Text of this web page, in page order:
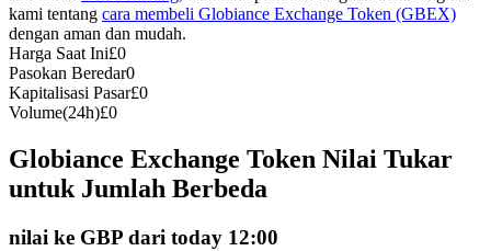
Copy Trading
Bergabunglah dengan pedagang top
kami tentang cara membeli Globiance Exchange Token (GBEX)
dengan aman dan mudah.
Harga Saat Ini£0
Pasokan Beredar0
Kapitalisasi Pasar£0
Volume(24h)£0
Globiance Exchange Token Nilai Tukar
untuk Jumlah Berbeda
nilai ke GBP dari today 12:00